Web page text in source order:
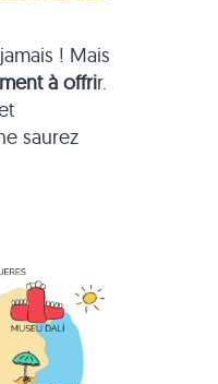
! Mais
à offrir.
saurez